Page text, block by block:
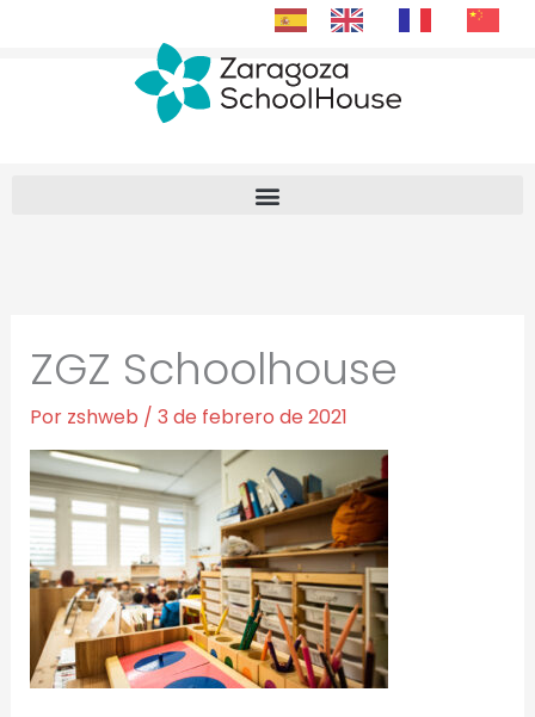
ZGZ Schoolhouse
Por zshweb / 3 de febrero de 2021